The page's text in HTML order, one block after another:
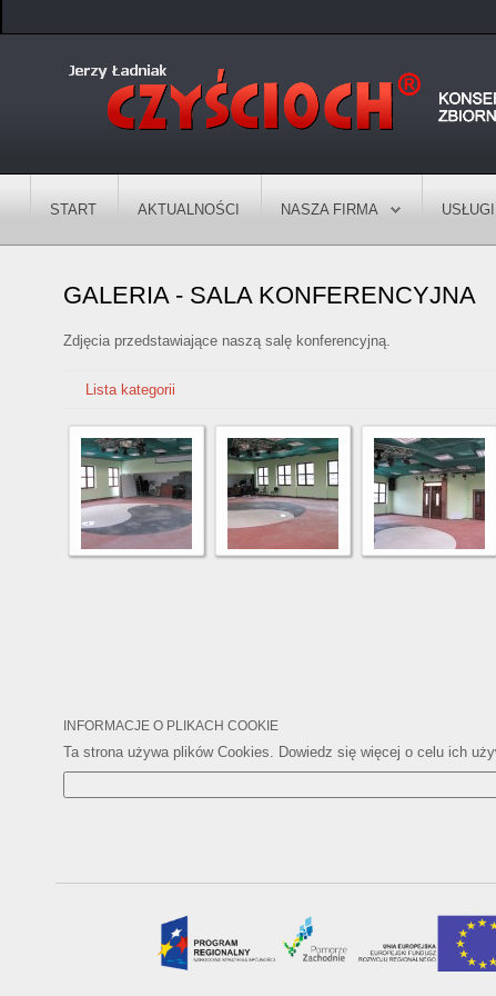
START AKTUALNOŚCI NASZA FIRMA USŁUGI
GALERIA - SALA KONFERENCYJNA
Zdjęcia przedstawiające naszą salę konferencyjną.
Lista kategorii
INFORMACJE O PLIKACH COOKIE
Ta strona używa plików Cookies. Dowiedz się więcej o celu ich